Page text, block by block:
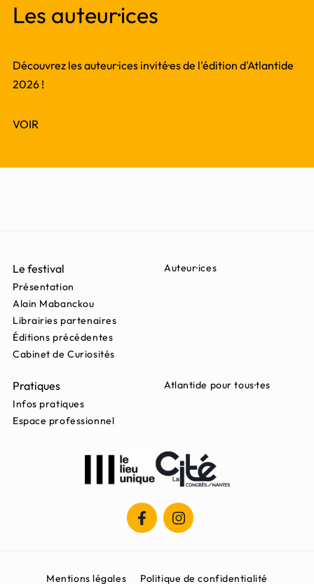
Les auteur·ices
Découvrez les auteur·ices invité·es de l'édition d'Atlantide
2026 !
VOIR
Le festival
Présentation
Alain Mabanckou
Librairies partenaires
Éditions précédentes
Cabinet de Curiosités
Auteur·ices
Pratiques
Infos pratiques
Espace professionnel
Atlantide pour tous·tes
Mentions légales Politique de confidentialité